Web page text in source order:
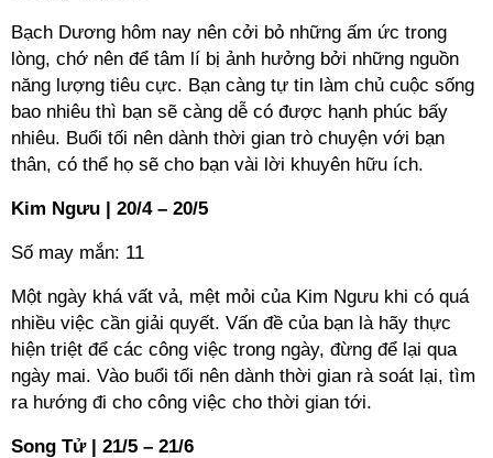
Bạch Dương hôm nay nên cởi bỏ những ấm ức trong
lòng, chớ nên để tâm lí bị ảnh hưởng bởi những nguồn
năng lượng tiêu cực. Bạn càng tự tin làm chủ cuộc sống
bao nhiêu thì bạn sẽ càng dễ có được hạnh phúc bấy
nhiêu. Buổi tối nên dành thời gian trò chuyện với bạn
thân, có thể họ sẽ cho bạn vài lời khuyên hữu ích.
Kim Ngưu | 20/4 – 20/5
Số may mắn: 11
Một ngày khá vất vả, mệt mỏi của Kim Ngưu khi có quá
nhiều việc cần giải quyết. Vấn đề của bạn là hãy thực
hiện triệt để các công việc trong ngày, đừng để lại qua
ngày mai. Vào buổi tối nên dành thời gian rà soát lại, tìm
ra hướng đi cho công việc cho thời gian tới.
Song Tử | 21/5 – 21/6